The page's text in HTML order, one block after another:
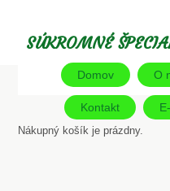
SÚKROMNÉ
Domov O
Kontakt
Nákupný košík je prázdny.